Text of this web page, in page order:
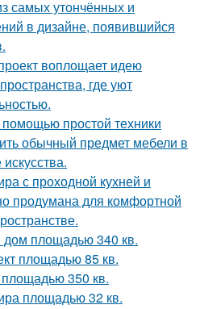
самых утончённых и
в дизайне, появившийся
воплощает идею
где уют
простой техники
обычный предмет мебели в
с проходной кухней и
продумана для комфортной
площадью 340 кв.
площадью 85 кв.
350 кв.
площадью 32 кв.